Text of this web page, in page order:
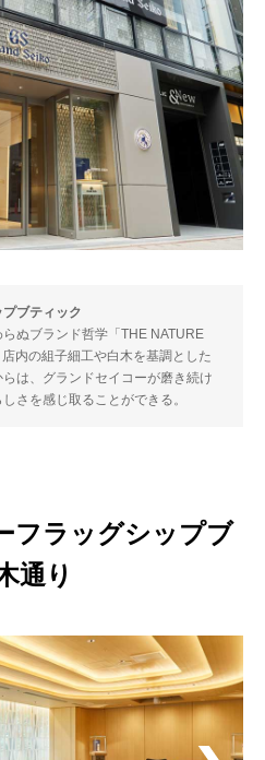
ブティック
ぬブランド哲学「THE NATURE
内の組子細工や白木を基調とした
は、グランドセイコーが磨き続け
さを感じ取ることができる。
フラッグシップブ
通り